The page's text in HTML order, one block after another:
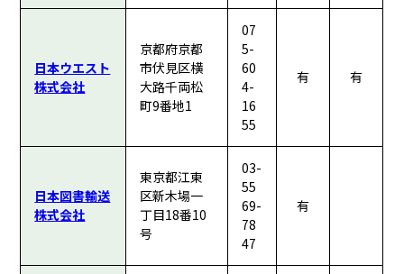
日本ウエスト
株式会社
京都府京都
市伏見区横
大路千両松
町9番地1
07
5-
60
4-
16
55
有 有
日本図書輸送
株式会社
東京都江東
区新木場一
丁目18番10
号
03-
55
69-
78
47
有